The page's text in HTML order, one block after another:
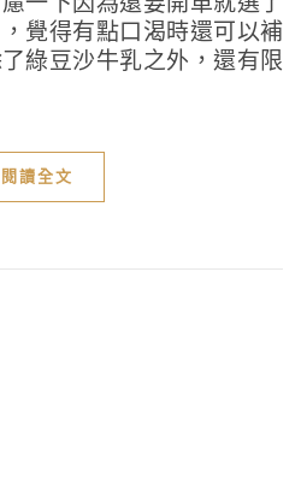
覺得有點口渴時還可以補
綠豆沙牛乳之外，還有限
閱讀全文